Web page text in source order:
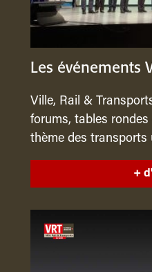
Les événements
Ville, Rail &
forums, tables
thème des transports
+